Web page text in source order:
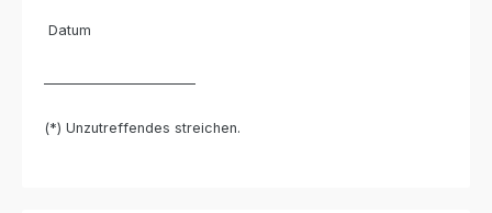
Datum
(*) Unzutreffendes streichen.